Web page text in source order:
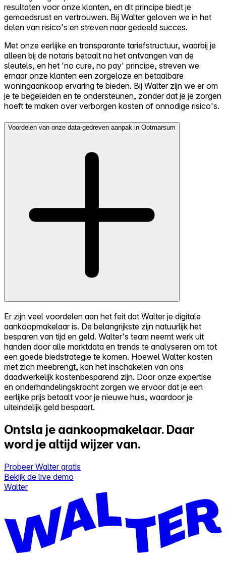
resultaten voor onze klanten, en dit principe biedt je
gemoedsrust en vertrouwen. Bij Walter geloven we in het
delen van risico's en streven naar gedeeld succes.
Met onze eerlijke en transparante tariefstructuur, waarbij je
alleen bij de notaris betaalt na het ontvangen van de
sleutels, en het 'no cure, no pay' principe, streven we
ernaar onze klanten een zorgeloze en betaalbare
woningaankoop ervaring te bieden. Bij Walter zijn we er om
je te begeleiden en te ondersteunen, zonder dat je je zorgen
hoeft te maken over verborgen kosten of onnodige risico's.
Voordelen van onze data-gedreven aanpak in Ootmarsum
Er zijn veel voordelen aan het feit dat Walter je digitale
aankoopmakelaar is. De belangrijkste zijn natuurlijk het
besparen van tijd en geld. Walter's team neemt werk uit
handen door alle marktdata en trends te analyseren om tot
een goede biedstrategie te komen. Hoewel Walter kosten
met zich meebrengt, kan het inschakelen van ons
daadwerkelijk kostenbesparend zijn. Door onze expertise
en onderhandelingskracht zorgen we ervoor dat je een
eerlijke prijs betaalt voor je nieuwe huis, waardoor je
uiteindelijk geld bespaart.
Ontsla je aankoopmakelaar. Daar
word je altijd wijzer van.
Probeer Walter gratis
Bekijk de live demo
Walter